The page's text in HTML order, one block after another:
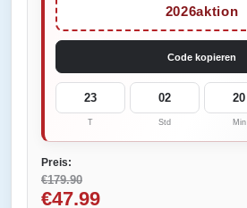
2026aktion
Code kopieren
23
T
02
Std
20
Min
Preis:
€179.90
€47.99